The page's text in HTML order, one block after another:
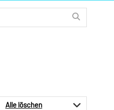
Alle löschen